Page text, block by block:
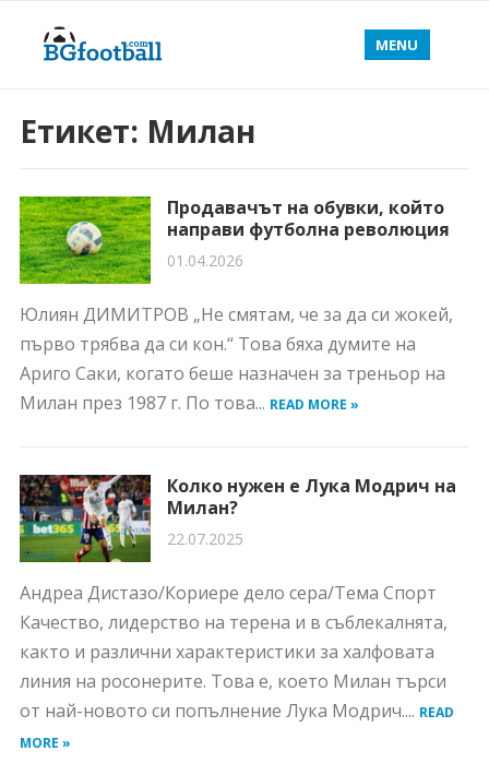
MENU
Етикет: Милан
Продавачът на обувки, който
направи футболна революция
01.04.2026
Юлиян ДИМИТРОВ „Не смятам, че за да си жокей,
първо трябва да си кон.“ Това бяха думите на
Ариго Саки, когато беше назначен за треньор на
Милан през 1987 г. По това... READ MORE »
Колко нужен е Лука Модрич на
Милан?
22.07.2025
Андреа Дистазо/Кориере дело сера/Тема Спорт
Качество, лидерство на терена и в съблекалнята,
както и различни характеристики за халфовата
линия на росонерите. Това е, което Милан търси
от най-новото си попълнение Лука Модрич.... READ
MORE »